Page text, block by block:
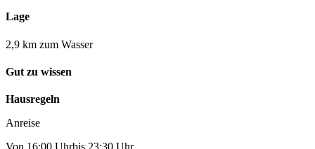
Lage
2,9 km zum Wasser
Gut zu wissen
Hausregeln
Anreise
Von 16:00 Uhrbis 23:30 Uhr